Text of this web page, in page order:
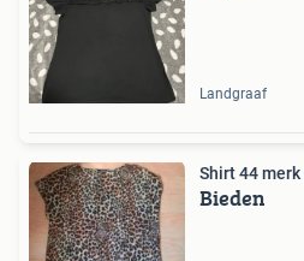
Landgraaf
Shirt 44 merk
Bieden